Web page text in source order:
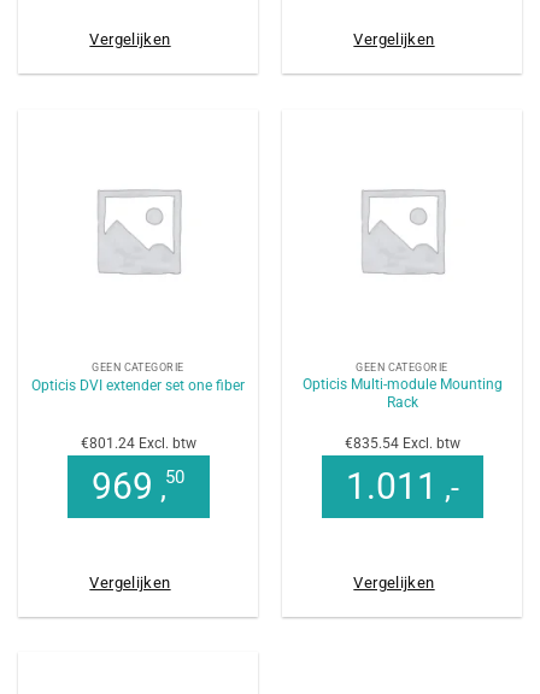
Vergelijken Vergelijken
GEEN CATEGORIE
Opticis DVI extender set one fiber
€801.24 Excl. btw
969 ,50
Vergelijken
GEEN CATEGORIE
Opticis Multi-module Mounting
Rack
€835.54 Excl. btw
1.011 ,-
Vergelijken